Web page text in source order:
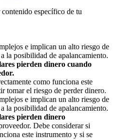
específico de tu
e implican un alto riesgo de
la posibilidad de apalancamiento.
pierden dinero cuando
como funciona este
tomar el riesgo de perder dinero.
e implican un alto riesgo de
la posibilidad de apalancamiento.
pierden dinero
Debe considerar si
este instrumento y si se